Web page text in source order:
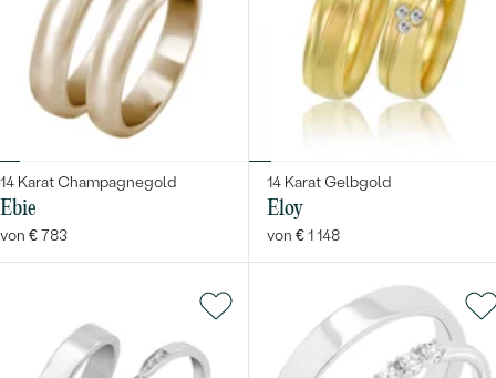
14 Karat Champagnegold
Ebie
von € 783
14 Karat Gelbgold
Eloy
von € 1 148